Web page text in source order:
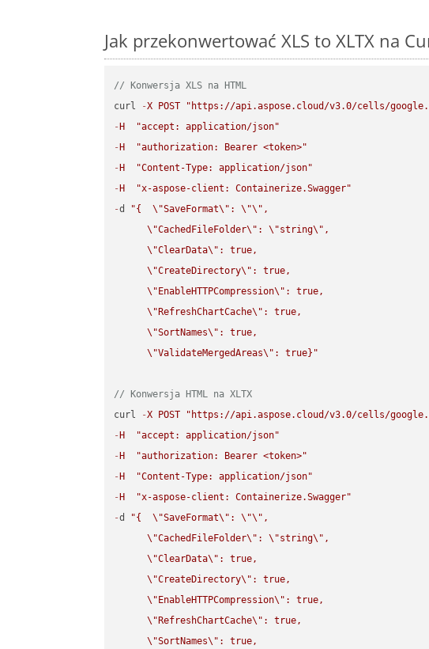
Jak przekonwertować XLS to XLTX na
// Konwersja XLS na HTML
curl
-X POST
"https://api.aspose.cloud/v3.0/cells/
- H
"accept: application/json"
- H
"authorization: Bearer <token>"
- H
"Content-Type: application/json"
- H
"x-aspose-client: Containerize.Swagger"
-d "{ \"SaveFormat\" : \"\" ,
\"CachedFileFolder\" : \"string\" ,
\"ClearData\" : true,
\"CreateDirectory\" : true,
\" EnableHTTPCompression\" : true,
\" RefreshChartCache\" : true,
\"SortNames\" : true,
\"ValidateMergedAreas\" : true}"
// Konwersja HTML na XLTX
curl
-X POST
"https://api.aspose.cloud/v3.0/cells/
- H
"accept: application/json"
- H
"authorization: Bearer <token>"
- H
"Content-Type: application/json"
- H
"x-aspose-client: Containerize.Swagger"
-d "{ \"SaveFormat\" : \"\" ,
\"CachedFileFolder\" : \"string\" ,
\"ClearData\" : true,
\"CreateDirectory\" : true,
\" EnableHTTPCompression\" : true,
\" RefreshChartCache\" : true,
\"SortNames\" : true,